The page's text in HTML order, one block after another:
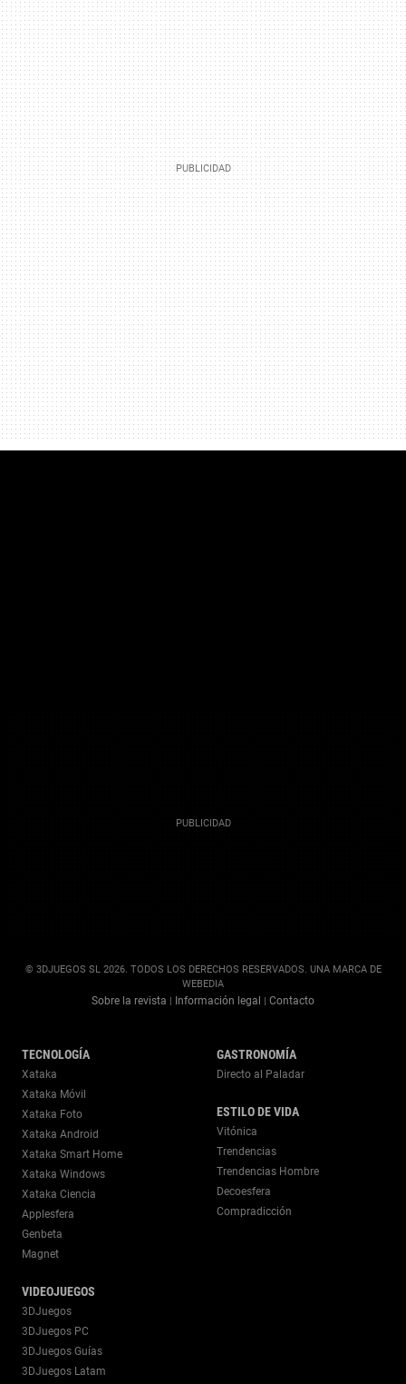
© 3DJUEGOS SL 2026. TODOS LOS DERECHOS RESERVADOS. UNA MARCA DE
WEBEDIA
Sobre la revista Información legal Contacto
TECNOLOGÍA
Xataka
Xataka Móvil
Xataka Foto
Xataka Android
Xataka Smart Home
Xataka Windows
Xataka Ciencia
Applesfera
Genbeta
Magnet
VIDEOJUEGOS
3DJuegos
3DJuegos PC
3DJuegos Guías
3DJuegos Latam
GASTRONOMÍA
Directo al Paladar
ESTILO DE VIDA
Vitónica
Trendencias
Trendencias Hombre
Decoesfera
Compradicción